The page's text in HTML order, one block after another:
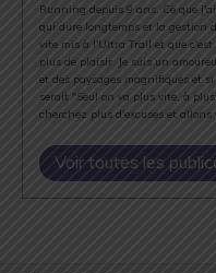
Running depuis 9 ans. Ce que
qui dure longtemps et la gestion
vite mis à l'Ultra Trail et que
plus de plaisir. Je suis un
et des paysages magnifiques et
serait "Seul on va plus vite, à
cherchez plus d'excuses et allons
Voir toutes les